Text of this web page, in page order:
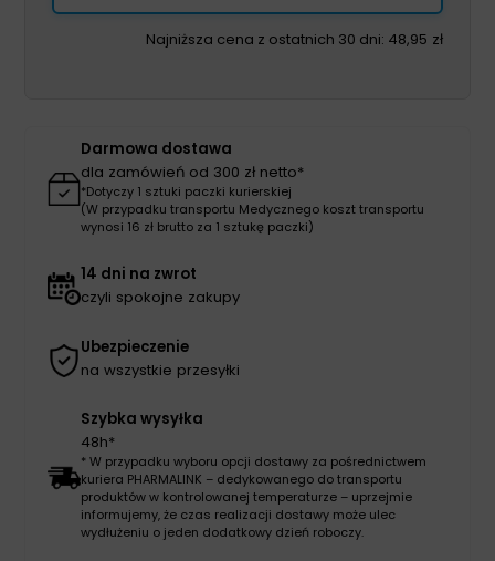
Najniższa cena z ostatnich 30 dni: 48,95 zł
Darmowa dostawa
dla zamówień od 300 zł netto*
*Dotyczy 1 sztuki paczki kurierskiej
(W przypadku transportu Medycznego koszt transportu
wynosi 16 zł brutto za 1 sztukę paczki)
14 dni na zwrot
czyli spokojne zakupy
Ubezpieczenie
na wszystkie przesyłki
Szybka wysyłka
48h*
* W przypadku wyboru opcji dostawy za pośrednictwem
kuriera PHARMALINK – dedykowanego do transportu
produktów w kontrolowanej temperaturze – uprzejmie
informujemy, że czas realizacji dostawy może ulec
wydłużeniu o jeden dodatkowy dzień roboczy.